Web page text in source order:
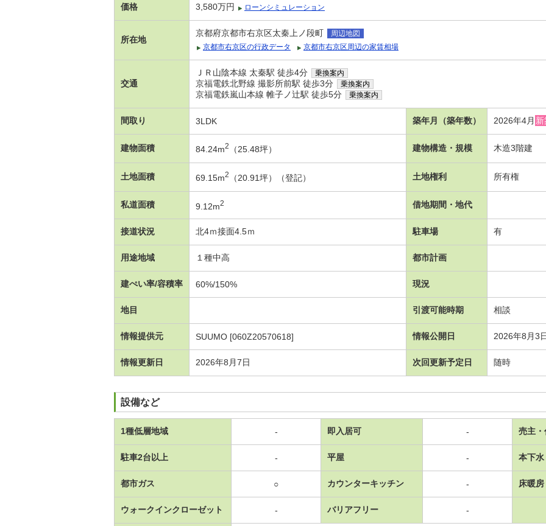
価格 3,580万円 ローンシミュレーション
所在地
京都府京都市右京区太秦上ノ段町
周辺地図
京都市右京区の行政データ
京都市右京区周辺の家賃相場
交通
ＪＲ山陰本線 太秦駅 徒歩4分 乗換案内
京福電鉄北野線 撮影所前駅 徒歩3分 乗換案内
京福電鉄嵐山本線 帷子ノ辻駅 徒歩5分 乗換案内
間取り 3LDK 築年月（築年数） 2026年4月
建物面積 84.24m2 （25.48坪） 建物構造・規模 木造3階建
土地面積 69.15m2 （20.91坪）（登記） 土地権利 所有権
私道面積 9.12m2 借地期間・地代
接道状況 北4ｍ接面4.5ｍ 駐車場 有
用途地域 １種中高 都市計画
建ぺい率/容積率 60%/150% 現況
地目 引渡可能時期 相談
情報提供元 SUUMO [060Z20570618] 情報公開日 2026年8月3
情報更新日 2026年8月7日 次回更新予定日 随時
設備など
1種低層地域 - 即入居可 - 売主・
駐車2台以上 - 平屋 - 本下水
都市ガス ○ カウンターキッチン - 床暖房
ウォークインクローゼット - バリアフリー -